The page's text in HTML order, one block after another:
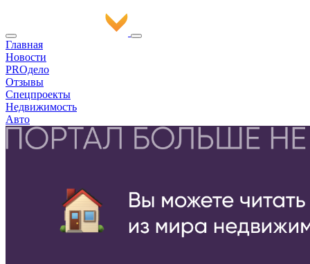
Главная
Новости
PROдело
Отзывы
Спецпроекты
Недвижимость
Авто